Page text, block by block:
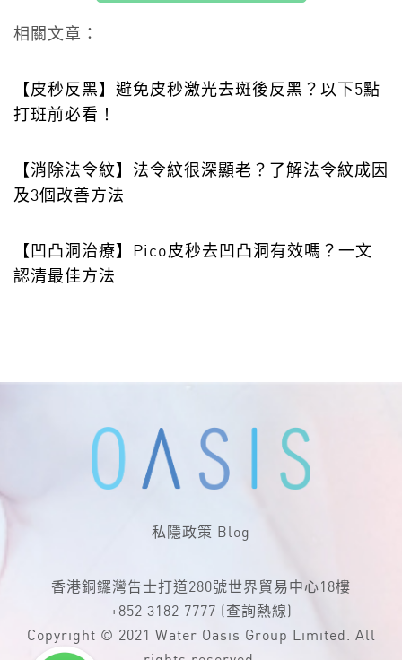
相關文章：
【皮秒反黑】避免皮秒激光去斑後反黑？以下5點
打班前必看！
【消除法令紋】法令紋很深顯老？了解法令紋成因
及3個改善方法
【凹凸洞治療】Pico皮秒去凹凸洞有效嗎？一文
認清最佳方法
私隱政策 Blog
香港銅鑼灣告士打道280號世界貿易中心18樓
+852 3182 7777 (查詢熱線)
Copyright © 2021 Water Oasis Group Limited. All